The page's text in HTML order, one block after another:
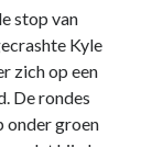
stop van
Kyle
zich op een
De rondes
onder groen